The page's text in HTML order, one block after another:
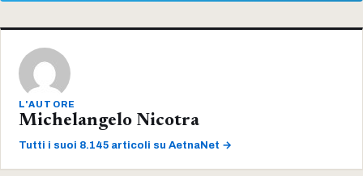
L'AUTORE
Michelangelo Nicotra
Tutti i suoi 8.145 articoli su AetnaNet →